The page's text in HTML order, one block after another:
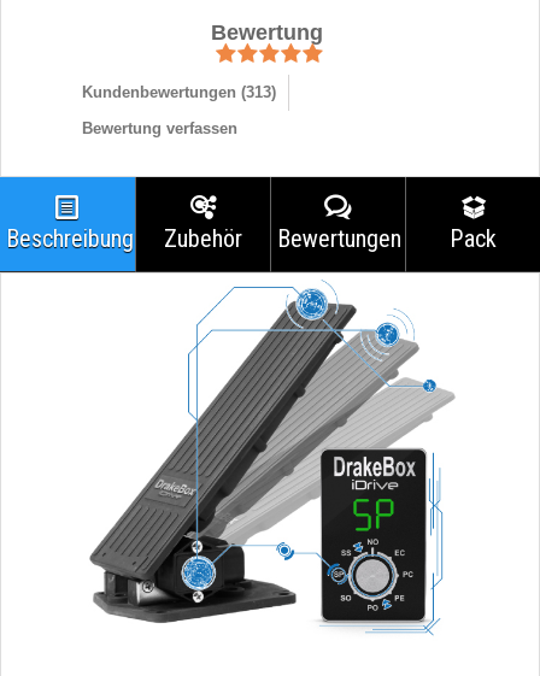
Bewertung
Kundenbewertungen (313)
Bewertung verfassen
Beschreibung Zubehör Bewertungen Pack